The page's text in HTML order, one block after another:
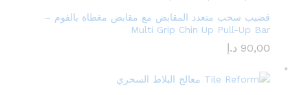
قضيب سحب متعدد المقابض مع مقابض مغطاة بالفوم –
Multi Grip Chin Up Pull-Up Bar
90,00 د.إ